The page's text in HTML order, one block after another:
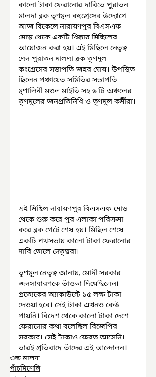
কালো টাকা ফেরানোর দাবিতে পুরাতন
মালদা ব্লক তৃণমূল কংগ্রেসের উদ্যোগে
আজ বিকেলে নারায়ণপুর বিএসএফ
মোড় থেকে একটি ধিক্কার মিছিলের
আয়োজন করা হয়। এই মিছিলে নেতৃত্ব
দেন পুরাতন মালদা ব্লক তৃণমূল
কংগ্রেসের সভাপতি জহর ঘোষ। উপস্থিত
ছিলেন পঞ্চায়েত সমিতির সভাপতি
মৃণালিনী মণ্ডল মাইতি সহ ৬ টি অঞ্চলের
তৃণমূলের জনপ্রতিনিধি ও তৃণমূল কর্মীরা।
এই মিছিল নারায়ণপুর বিএসএফ মোড়
থেকে শুরু করে পুর এলাকা পরিক্রমা
করে ব্লক গেটে শেষ হয়। মিছিল শেষে
একটি পথসভায় কালো টাকা ফেরানোর
দাবি তোলে নেতৃত্বরা।
তৃণমূল নেতৃত্ব জানায়, মোদী সরকার
জনসাধারণকে ভাঁওতা দিয়েছিলেন।
প্রত্যেকের অ্যাকাউন্টে ১৫ লক্ষ টাকা
দেওয়া হবে। সেই টাকা এখনও কেউ
পায়নি। বিদেশ থেকে কালো টাকা দেশে
ফেরানোর কথা বলেছিল বিজেপির
সরকার। সেই টাকাও ফেরত আসেনি।
তারই প্রতিবাদে তাঁদের এই আন্দোলন।
ওল্ড মালদা
পাঁচমিশেলি